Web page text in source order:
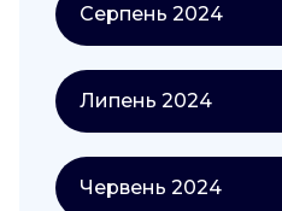
Серпень 2024
Липень 2024
Червень 2024